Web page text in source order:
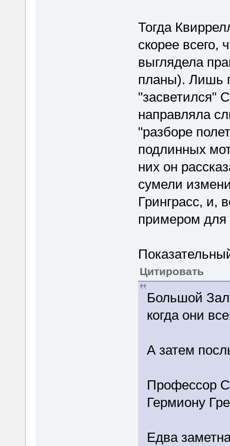
Тогда
скорее всего,
выглядела
планы). Лишь
"засветился"
направляла
"разборе
подлинных
них он
сумели
Гринграсс, и,
примером для
Цитировать
Большой Зал
когда они
А затем
Профессор
Гермиону
Едва